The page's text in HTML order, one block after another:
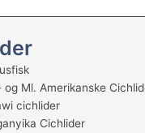
og Ml. Amerikanske
cichlider
Cichlider